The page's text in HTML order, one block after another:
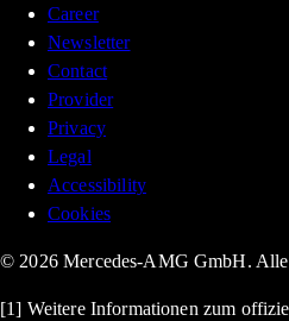
Career
Newsletter
Contact
Provider
Privacy
Legal
Accessibility
Cookies
© 2026 Mercedes-AMG GmbH. Alle
[1] Weitere Informationen zum